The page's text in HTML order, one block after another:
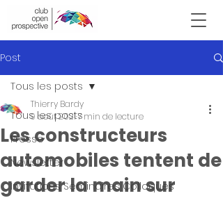
Victor Hugo
Post
Tous les posts
Presse
Newsletter
Invitations Seminaires Colloques
Tous les posts
Les constructeurs
automobiles tentent de
garder la main sur
Thierry Bardy
9 août 20217 min de lecture